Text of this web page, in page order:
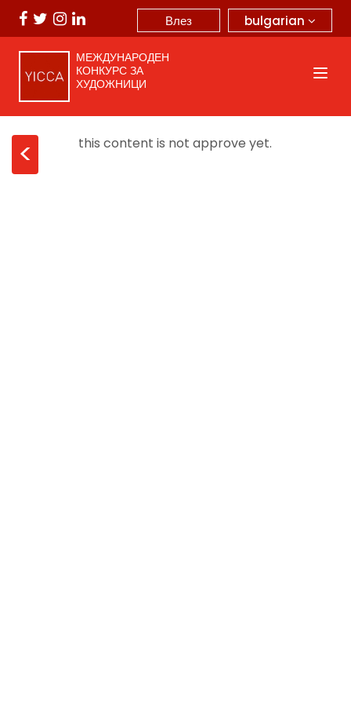
bulgarian
Влез
МЕЖДУНАРОДЕН
КОНКУРС ЗА
ХУДОЖНИЦИ
< this content is not approve yet.